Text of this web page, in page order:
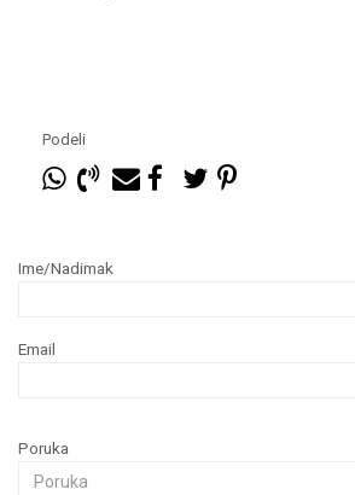
Podeli
Ime/Nadimak
Email
Poruka